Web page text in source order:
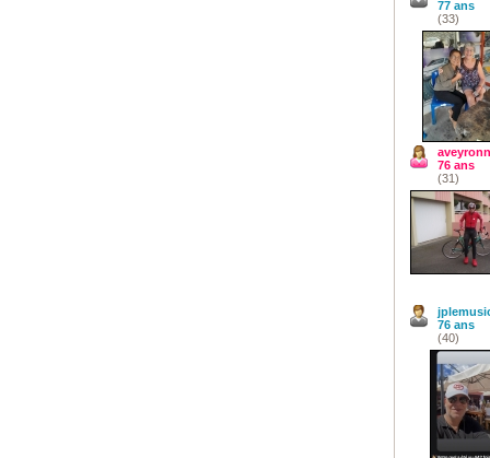
77 ans
(33)
76 ans
(31)
76 ans
(40)